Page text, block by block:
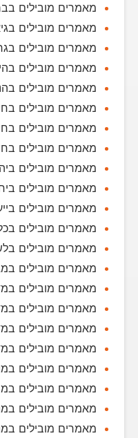
מאמרים מובילים
מאמרים מובילים
מאמרים מובילים
מאמרים מובילים
מאמרים מובילים
מאמרים מובילים
מאמרים מובילים
מאמרים מובילים
מאמרים מובילים
מאמרים מובילים
מאמרים מובילים
מאמרים מובילים
מאמרים מובילים
מאמרים מובילים
מאמרים מובילים
מאמרים מובילים
מאמרים מובילים
מאמרים מובילים
מאמרים מובילים
מאמרים מובילים
מאמרים מובילים
מאמרים מובילים